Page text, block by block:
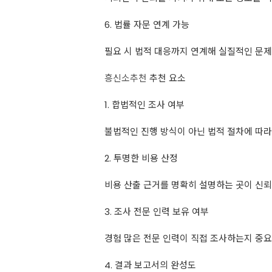
6. 법률 자문 연계 가능
필요 시 법적 대응까지 연계해 실질적인 문
흥신소추천 추천 요소
1. 합법적인 조사 여부
불법적인 진행 방식이 아닌 법적 절차에 따
2. 투명한 비용 산정
비용 산출 근거를 명확히 설명하는 곳이 신
3. 조사 전문 인력 보유 여부
경험 많은 전문 인력이 직접 조사하는지 중
4. 결과 보고서의 완성도